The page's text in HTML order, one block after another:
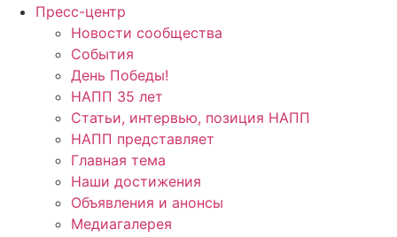
Пресс-центр
Новости сообщества
События
День Победы!
НАПП 35 лет
Статьи, интервью, позиция НАПП
НАПП представляет
Главная тема
Наши достижения
Объявления и анонсы
Медиагалерея